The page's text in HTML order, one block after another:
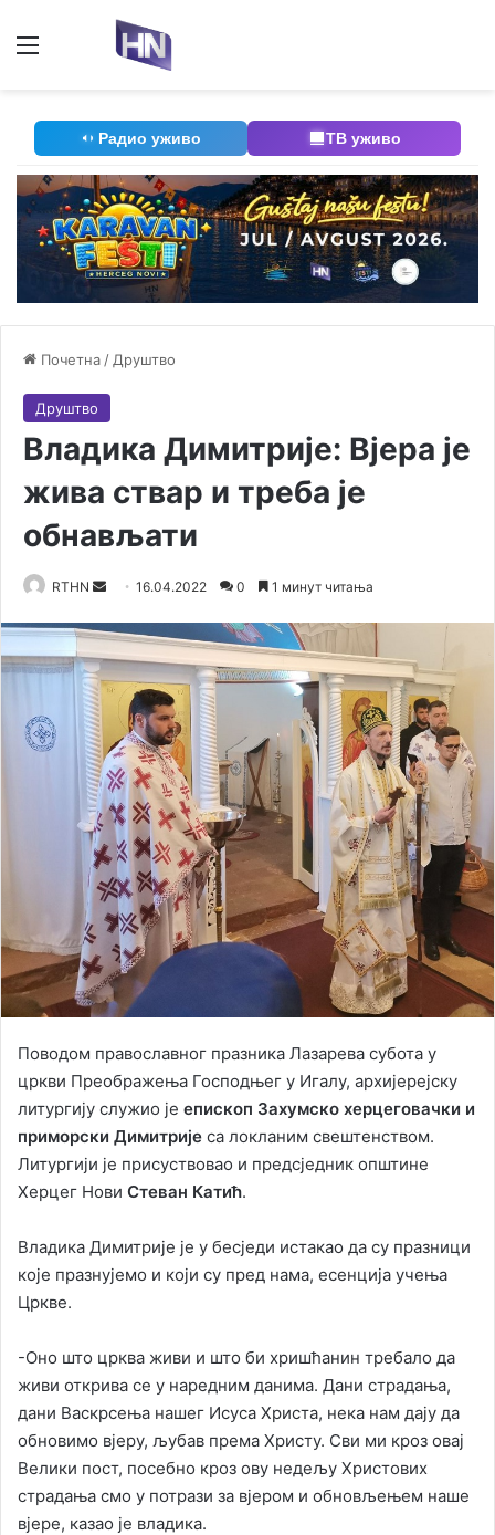
Мени
Радио уживо ТВ уживо
Почетна / Друштво
Друштво
Владика Димитрије: Вјера је
жива ствар и треба је
обнављати
RTHN
Send
email
16.04.2022 0 1 минут читања
Поводом православног празника Лазарева субота у
цркви Преображења Господњег у Игалу, архијерејску
литургију служио је епископ Захумско херцеговачки и
приморски Димитрије са локланим свештенством.
Литургији је присуствовао и предсједник општине
Херцег Нови Стеван Катић.
Владика Димитрије је у бесједи истакао да су празници
које празнујемо и који су пред нама, есенција учења
Цркве.
-Оно што црква живи и што би хришћанин требало да
живи открива се у наредним данима. Дани страдања,
дани Васкрсења нашег Исуса Христа, нека нам дају да
обновимо вјеру, љубав према Христу. Сви ми кроз овај
Велики пост, посебно кроз ову недељу Христових
страдања смо у потрази за вјером и обновљењем наше
вјере, казао је владика.